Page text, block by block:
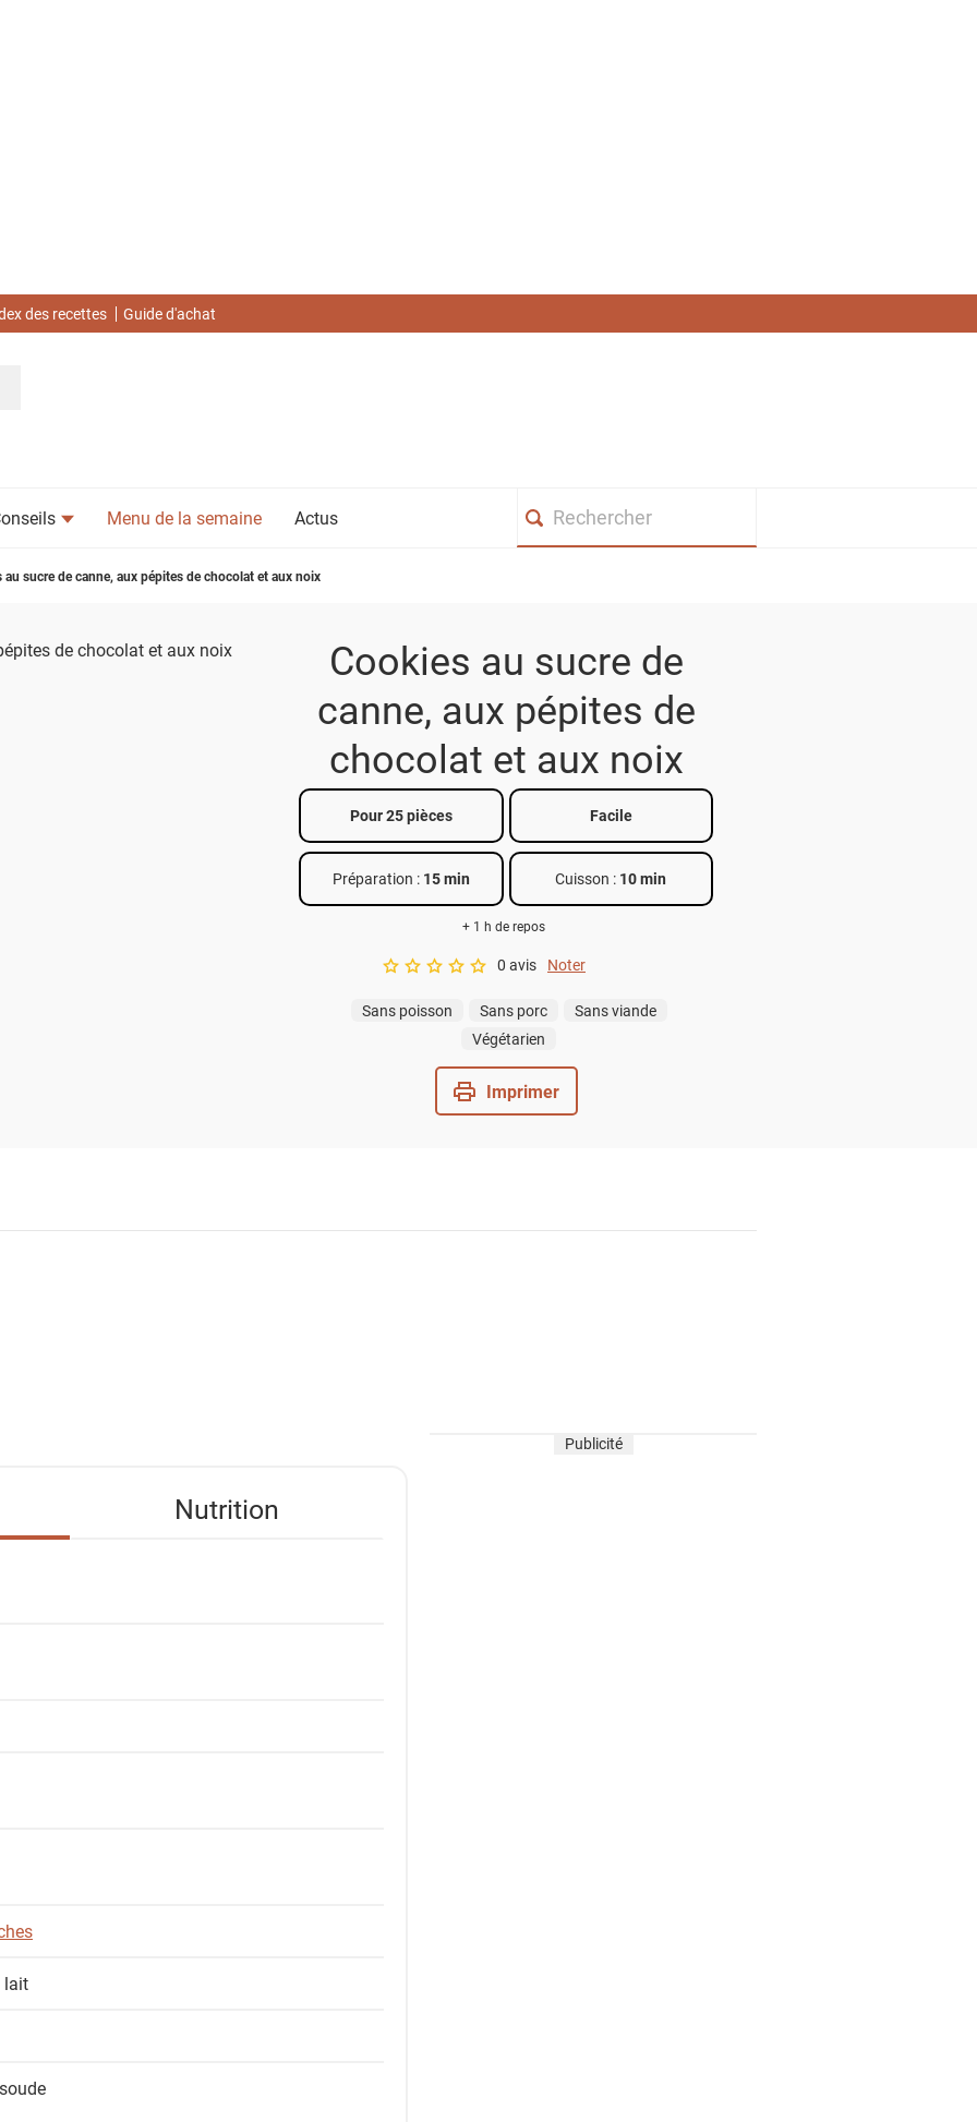
des recettes Guide d'achat
Menu de la semaine Actus
au sucre de canne, aux pépites de chocolat et aux noix
Cookies au sucre de
canne, aux pépites de
chocolat et aux noix
Pour 25 pièces Facile
Préparation : 15 min Cuisson : 10 min
+ 1 h de repos
A star rating of 0 out of 5.
0 avis Noter
Sans poisson Sans porc
Sans viande
Végétarien
Imprimer
Nutrition
lait
Publicité